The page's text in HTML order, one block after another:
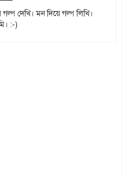
দেখি। মন দিয়ে গল্প লিখি।
:-)